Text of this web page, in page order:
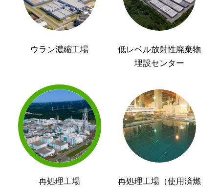
ウラン濃縮工場
低レベル放射性廃棄物
埋設センター
再処理工場
再処理工場（使用済燃